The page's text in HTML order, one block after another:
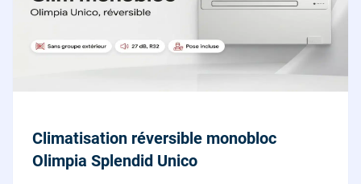
Climatisation réversible monobloc
Olimpia Splendid Unico